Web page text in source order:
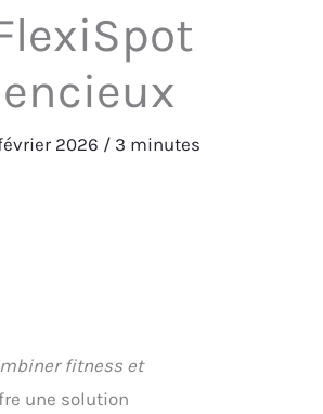
2026 / 3 minutes
fitness et
une solution